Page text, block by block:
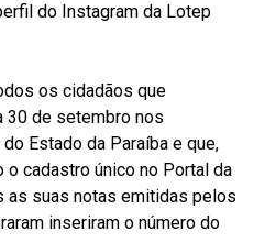
do Instagram da Lotep
os cidadãos que
30 de setembro nos
Estado da Paraíba e que,
o cadastro único no Portal da
as suas notas emitidas pelos
inseriram o número do